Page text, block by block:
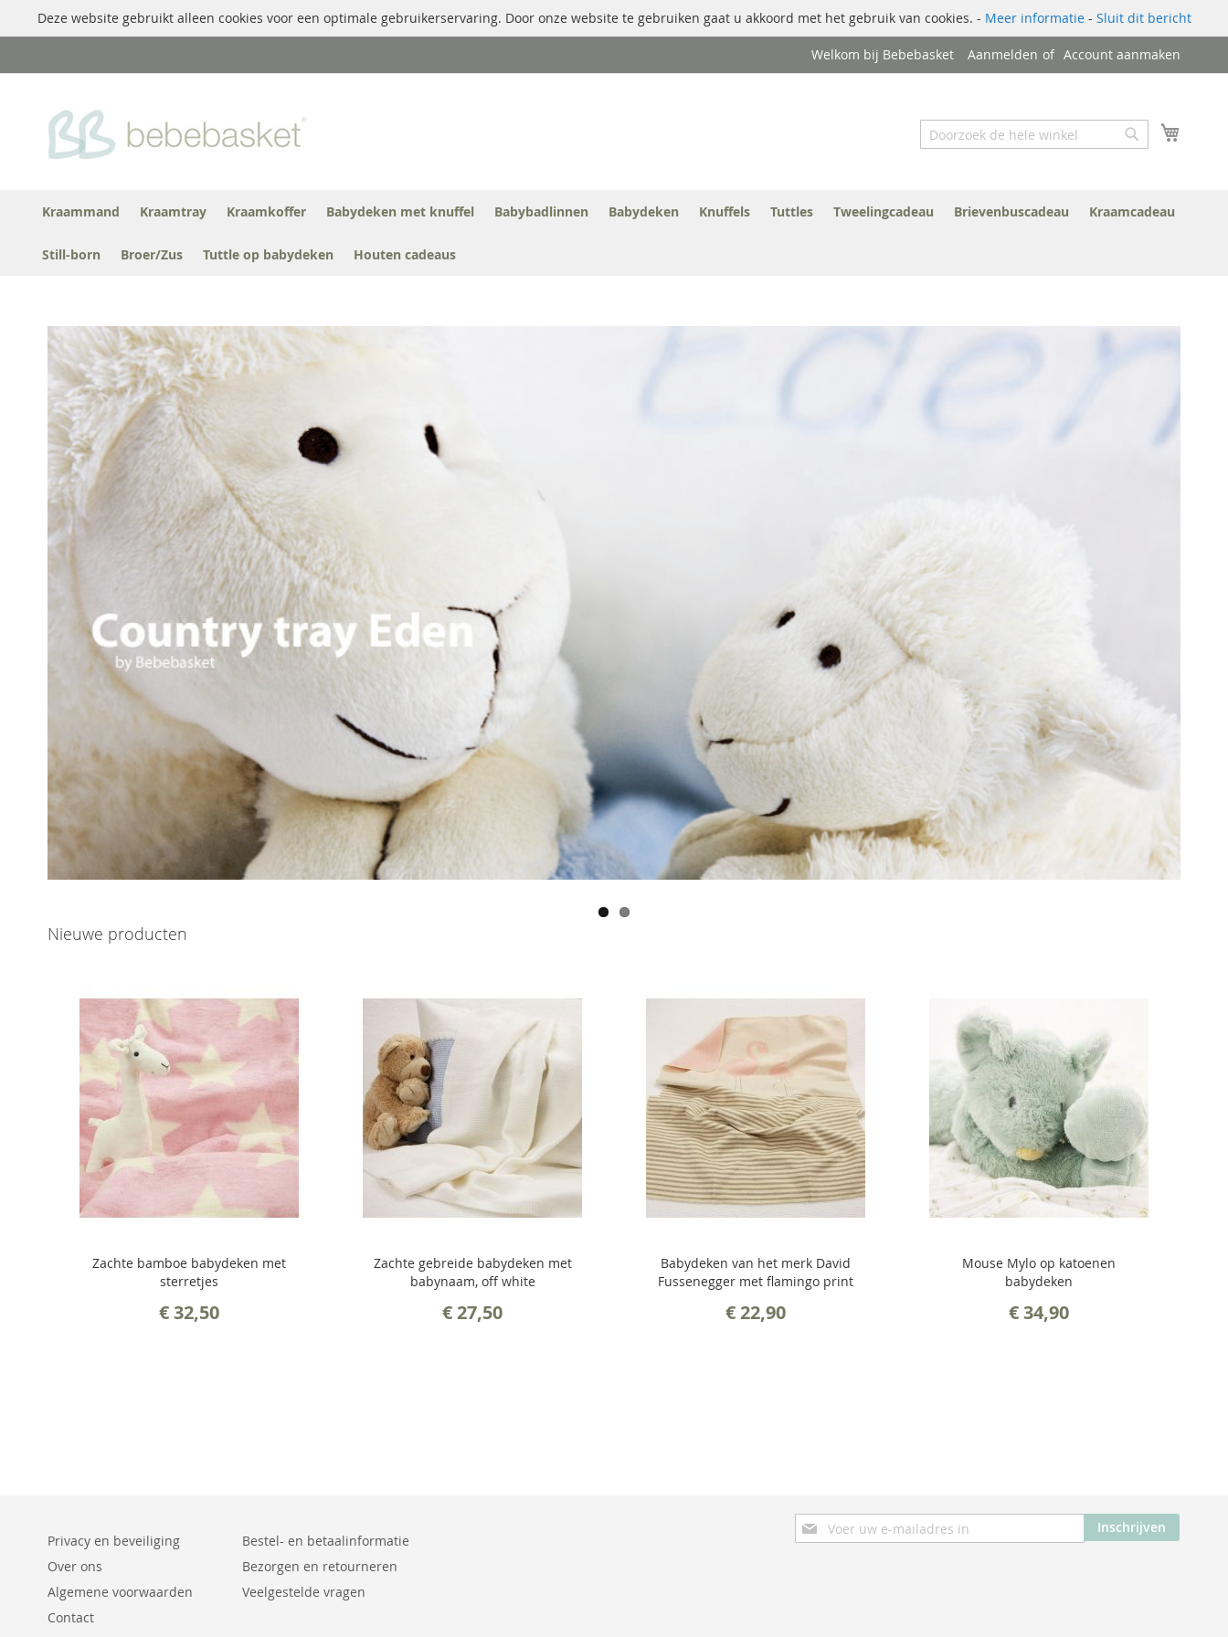
Deze website gebruikt alleen cookies voor een optimale gebruikerservaring. Door onze website te gebruiken gaat u akkoord met het gebruik van cookies. - Meer informatie- Sluit dit bericht
naar
inhoud
Welkom bij Bebebasket Aanmelden Account aanmaken
Zoek
Zoek
Kraammand Kraamtray Kraamkoffer Babydeken met knuffel Babybadlinnen Babydeken Knuffels Tuttles Tweelingcadeau Brievenbuscadeau Kraamcadeau
Still-born Broer/Zus Tuttle op babydeken Houten cadeaus
Nieuwe producten
Zachte bamboe babydeken met
sterretjes
€ 32,50
Zachte gebreide babydeken met
babynaam, off white
€ 27,50
Babydeken van het merk David
Fussenegger met flamingo print
€ 22,90
Mouse Mylo op katoenen
babydeken
€ 34,90
Abonneer
u
Inschrijven
Privacy en beveiliging
Over ons
Algemene voorwaarden
Contact
Bestel- en betaalinformatie
Bezorgen en retourneren
Veelgestelde vragen